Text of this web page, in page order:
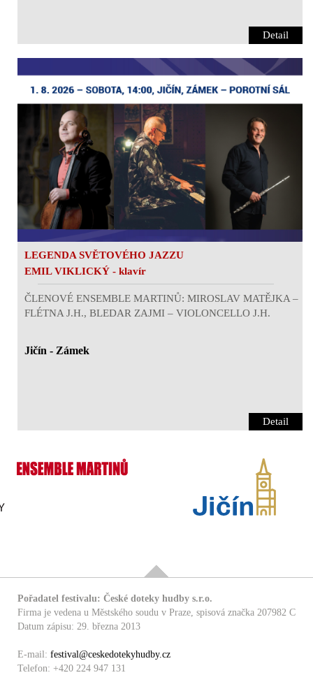
Detail
LEGENDA SVĚTOVÉHO JAZZU
EMIL VIKLICKÝ - klavír
ČLENOVÉ ENSEMBLE MARTINŮ: MIROSLAV MATĚJKA –
FLÉTNA J.H., BLEDAR ZAJMI – VIOLONCELLO J.H.
Jičín - Zámek
Detail
Pořadatel festivalu: České doteky hudby s.r.o.
Firma je vedena u Městského soudu v Praze, spisová značka 207982 C
Datum zápisu: 29. března 2013
E-mail: festival@ceskedotekyhudby.cz
Telefon: +420 224 947 131